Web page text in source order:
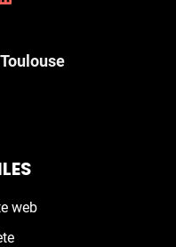
web